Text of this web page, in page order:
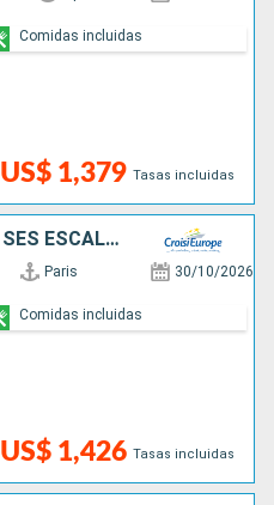
US$ 1,379 Tasas incluidas
Comidas incluidas
LA VALLÉE DE LA SEINE ET SES ESCALES INCONTOURNABLES
Paris 30/10/2026
US$ 1,426 Tasas incluidas
Comidas incluidas